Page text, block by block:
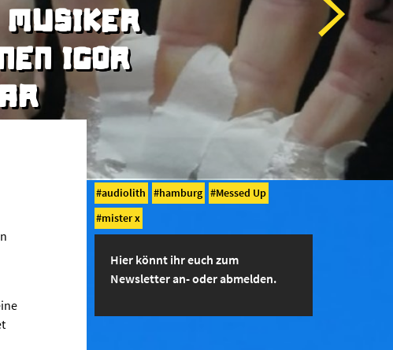
MUSIKER
IGOR
audiolith hamburg
Messed Up
mister x
Hier könnt ihr euch zum
Newsletter an- oder abmelden.